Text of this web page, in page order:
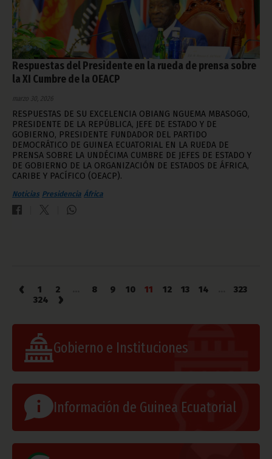
Respuestas del Presidente en la rueda de prensa sobre
la XI Cumbre de la OEACP
marzo 30, 2026
RESPUESTAS DE SU EXCELENCIA OBIANG NGUEMA MBASOGO,
PRESIDENTE DE LA REPÚBLICA, JEFE DE ESTADO Y DE
GOBIERNO, PRESIDENTE FUNDADOR DEL PARTIDO
DEMOCRÁTICO DE GUINEA ECUATORIAL EN LA RUEDA DE
PRENSA SOBRE LA UNDÉCIMA CUMBRE DE JEFES DE ESTADO Y
DE GOBIERNO DE LA ORGANIZACIÓN DE ESTADOS DE ÁFRICA,
CARIBE Y PACÍFICO (OEACP).
Noticias Presidencia África
‹ 1 2 8 9 10 11 12 13 14
323
324
›
Gobierno e Instituciones
Información de Guinea Ecuatorial